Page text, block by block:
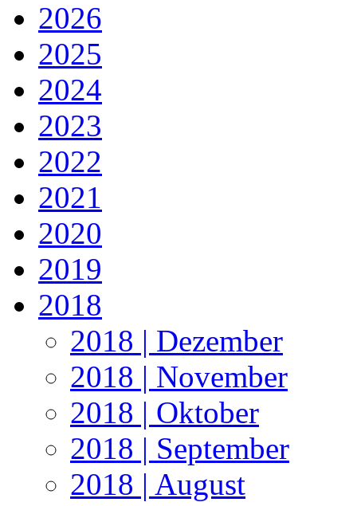
2026
2025
2024
2023
2022
2021
2020
2019
2018
2018 | Dezember
2018 | November
2018 | Oktober
2018 | September
2018 | August